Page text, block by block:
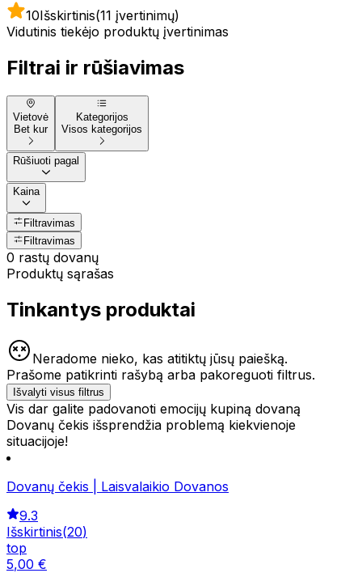
10Išskirtinis(11 įvertinimų)
Vidutinis tiekėjo produktų įvertinimas
Filtrai ir rūšiavimas
Vietovė
Bet kur
Kategorijos
Visos kategorijos
Rūšiuoti pagal
Kaina
Filtravimas
Filtravimas
0 rastų dovanų
Produktų sąrašas
Tinkantys produktai
Neradome nieko, kas atitiktų jūsų paiešką.
Prašome patikrinti rašybą arba pakoreguoti filtrus.
Išvalyti visus filtrus
Vis dar galite padovanoti emocijų kupiną dovaną
Dovanų čekis išsprendžia problemą kiekvienoje
situacijoje!
Dovanų čekis | Laisvalaikio Dovanos
9.3
Išskirtinis(20)
top
5,00 €